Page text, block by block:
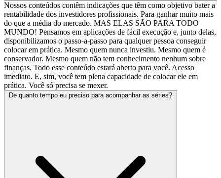
Nossos conteúdos contêm indicações que têm como objetivo bater a
rentabilidade dos investidores profissionais. Para ganhar muito mais
do que a média do mercado. MAS ELAS SÃO PARA TODO
MUNDO! Pensamos em aplicações de fácil execução e, junto delas,
disponibilizamos o passo-a-passo para qualquer pessoa conseguir
colocar em prática. Mesmo quem nunca investiu. Mesmo quem é
conservador. Mesmo quem não tem conhecimento nenhum sobre
finanças. Todo esse conteúdo estará aberto para você. Acesso
imediato. E, sim, você tem plena capacidade de colocar ele em
prática. Você só precisa se mexer.
De quanto tempo eu preciso para acompanhar as séries?